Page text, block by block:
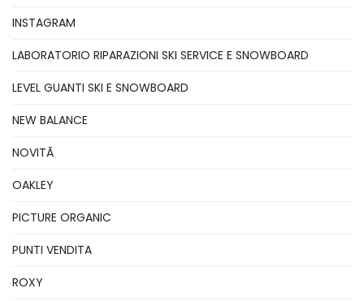
INSTAGRAM
LABORATORIO RIPARAZIONI SKI SERVICE E SNOWBOARD
LEVEL GUANTI SKI E SNOWBOARD
NEW BALANCE
NOVITÃ
OAKLEY
PICTURE ORGANIC
PUNTI VENDITA
ROXY